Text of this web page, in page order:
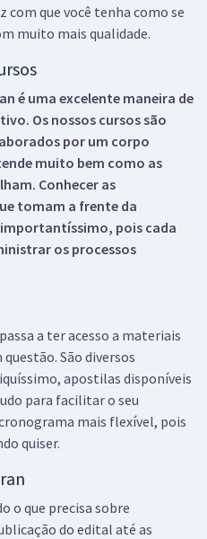
com que você tenha como se
muito mais qualidade.
é uma excelente maneira de
Os nossos cursos são
por um corpo
muito bem como as
Conhecer as
tomam a frente da
pois cada
os processos
a ter acesso a materiais
São diversos
apostilas disponíveis
para facilitar o seu
mais flexível, pois
quiser.
o que precisa sobre
do edital até as